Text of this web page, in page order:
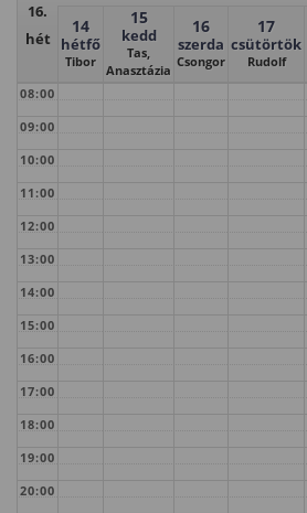
16.
hét
14
hétfő
Tibor
15
kedd
Tas,
Anasztázia
16
szerda
Csongor
17
csütörtök
Rudolf
08:00
09:00
10:00
11:00
12:00
13:00
14:00
15:00
16:00
17:00
18:00
19:00
20:00